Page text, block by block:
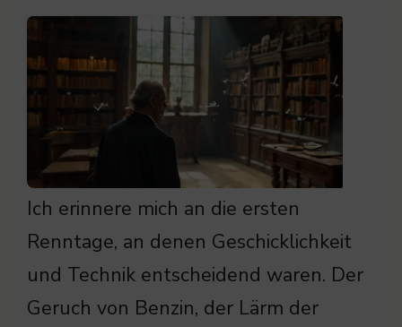
Ich erinnere mich an die ersten
Renntage, an denen Geschicklichkeit
und Technik entscheidend waren. Der
Geruch von Benzin, der Lärm der